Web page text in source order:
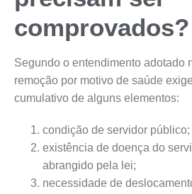
comprovados?
Segundo o entendimento adotado
remoção por motivo de saúde
cumulativo de alguns elementos:
condição de servidor público;
existência de doença do
abrangido pela lei;
necessidade de